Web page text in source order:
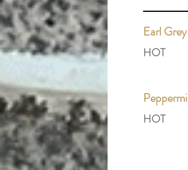
Earl
HOT
HOT